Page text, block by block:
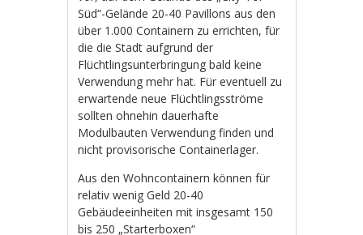
Süd“-Gelände 20-40 Pavillons aus den
über 1.000 Containern zu errichten, für
die die Stadt aufgrund der
Flüchtlingsunterbringung bald keine
Verwendung mehr hat. Für eventuell zu
erwartende neue Flüchtlingsströme
sollten ohnehin dauerhafte
Modulbauten Verwendung finden und
nicht provisorische Containerlager.
Aus den Wohncontainern können für
relativ wenig Geld 20-40
Gebäudeeinheiten mit insgesamt 150
bis 250 „Starterboxen“